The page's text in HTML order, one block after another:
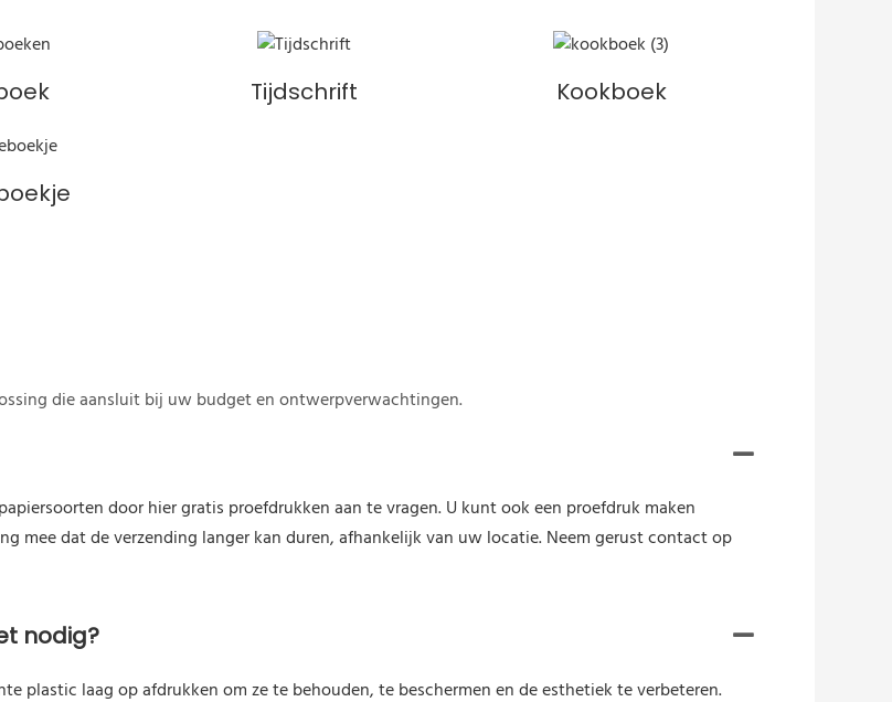
Tijdschrift Kookboek
die aansluit bij uw budget en ontwerpverwachtingen.
door hier gratis proefdrukken aan te vragen. U kunt ook een proefdruk maken
mee dat de verzending langer kan duren, afhankelijk van uw locatie. Neem gerust contact op
nodig?
plastic laag op afdrukken om ze te behouden, te beschermen en de esthetiek te verbeteren.